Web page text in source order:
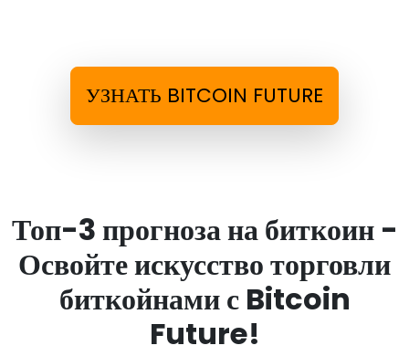
УЗНАТЬ BITCOIN FUTURE
Топ-3 прогноза на биткоин -
Освойте искусство торговли
биткойнами с Bitcoin
Future!